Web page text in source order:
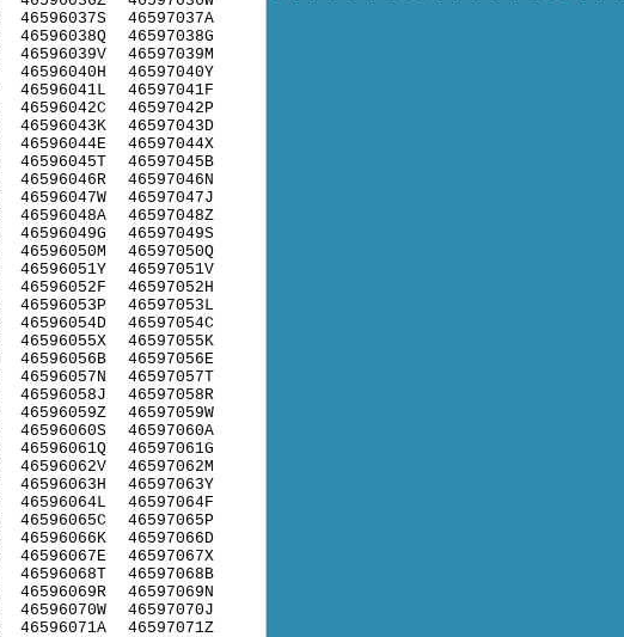
46596037S
46596038Q
46596039V
46596040H
46596041L
46596042C
46596043K
46596044E
46596045T
46596046R
46596047W
46596048A
46596049G
46596050M
46596051Y
46596052F
46596053P
46596054D
46596055X
46596056B
46596057N
46596058J
46596059Z
46596060S
46596061Q
46596062V
46596063H
46596064L
46596065C
46596066K
46596067E
46596068T
46596069R
46596070W
46596071A
46597037A
46597038G
46597039M
46597040Y
46597041F
46597042P
46597043D
46597044X
46597045B
46597046N
46597047J
46597048Z
46597049S
46597050Q
46597051V
46597052H
46597053L
46597054C
46597055K
46597056E
46597057T
46597058R
46597059W
46597060A
46597061G
46597062M
46597063Y
46597064F
46597065P
46597066D
46597067X
46597068B
46597069N
46597070J
46597071Z